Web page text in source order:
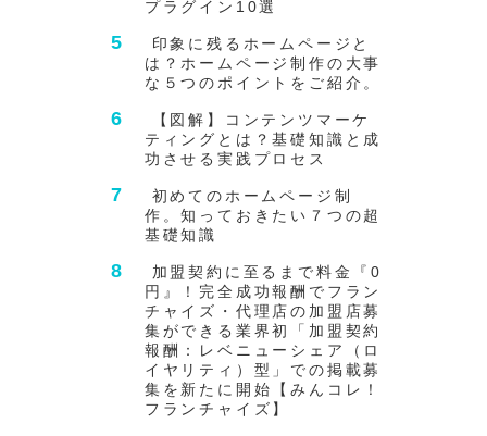
プラグイン10選
印象に残るホームページと
は？ホームページ制作の大事
な５つのポイントをご紹介。
【図解】コンテンツマーケ
ティングとは？基礎知識と成
功させる実践プロセス
初めてのホームページ制
作。知っておきたい７つの超
基礎知識
加盟契約に至るまで料金『0
円』！完全成功報酬でフラン
チャイズ・代理店の加盟店募
集ができる業界初「加盟契約
報酬：レベニューシェア（ロ
イヤリティ）型」での掲載募
集を新たに開始【みんコレ！
フランチャイズ】